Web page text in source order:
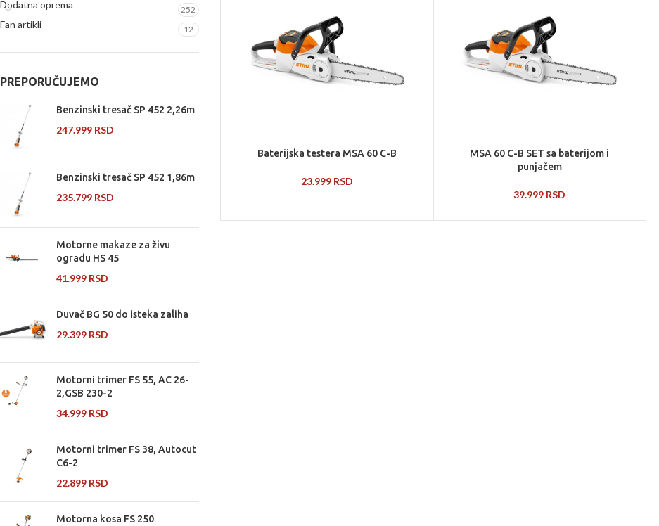
Dodatna oprema 252
Fan artikli 12
PREPORUČUJEMO
Benzinski tresač SP 452 2,26m
247.999 RSD
Benzinski tresač SP 452 1,86m
235.799 RSD
Motorne makaze za živu
ogradu HS 45
41.999 RSD
Duvač BG 50 do isteka zaliha
29.399 RSD
Motorni trimer FS 55, AC 26-
2,GSB 230-2
34.999 RSD
Motorni trimer FS 38, Autocut
C6-2
22.899 RSD
Motorna kosa FS 250
Baterijska testera MSA 60 C-B
23.999 RSD
MSA 60 C-B SET sa baterijom i
punjačem
39.999 RSD